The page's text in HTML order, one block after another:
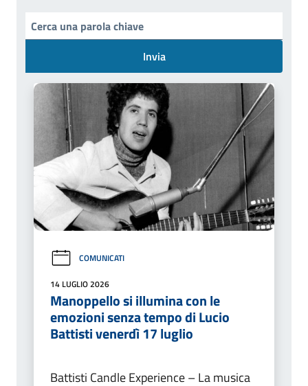
Invia
COMUNICATI
14 LUGLIO 2026
Manoppello si illumina con le
emozioni senza tempo di Lucio
Battisti venerdì 17 luglio
Battisti Candle Experience – La musica